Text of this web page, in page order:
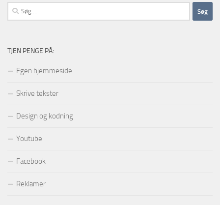
Søg
efter:
TJEN PENGE PÅ:
Egen hjemmeside
Skrive tekster
Design og kodning
Youtube
Facebook
Reklamer